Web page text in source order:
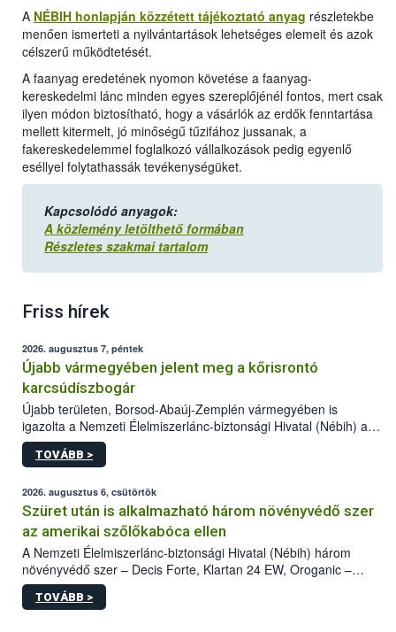
A NÉBIH honlapján közzétett tájékoztató anyag részletekbe
menően ismerteti a nyilvántartások lehetséges elemeit és azok
célszerű működtetését.
A faanyag eredetének nyomon követése a faanyag-
kereskedelmi lánc minden egyes szereplőjénél fontos, mert csak
ilyen módon biztosítható, hogy a vásárlók az erdők fenntartása
mellett kitermelt, jó minőségű tűzifához jussanak, a
fakereskedelemmel foglalkozó vállalkozások pedig egyenlő
eséllyel folytathassák tevékenységüket.
Kapcsolódó anyagok:
A közlemény letölthető formában
Részletes szakmai tartalom
Friss hírek
2026. augusztus 7, péntek
Újabb vármegyében jelent meg a kőrisrontó
karcsúdíszbogár
Újabb területen, Borsod-Abaúj-Zemplén vármegyében is
igazolta a Nemzeti Élelmiszerlánc-biztonsági Hivatal (Nébih) a
kőrisrontó karcsúdíszbogár (Agrilus planipennis) jelenlétét. A
kártevőt nem csak színcsapdában találták meg, de már fertőzött
az intenzív felderítést, emellett az intézkedéseket a szlovák
hatósággal is összehangolják a terjedés megállítása érdekében.
TOVÁBB >
2026. augusztus 6, csütörtök
Szüret után is alkalmazható három növényvédő szer
az amerikai szőlőkabóca ellen
A Nemzeti Élelmiszerlánc-biztonsági Hivatal (Nébih) három
növényvédő szer – Decis Forte, Klartan 24 EW, Oroganic –
engedélyokiratát módosította, így azok a szüretet követően,
egészen a vesszőérettség (BBCH 91) stádiumáig
TOVÁBB >